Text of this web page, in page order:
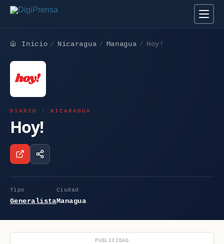
Inicio Nicaragua Managua Hoy!
DIARIO · NICARAGUA
Hoy!
Tipo
Generalista
Ciudad
Managua
PUBLICIDAD